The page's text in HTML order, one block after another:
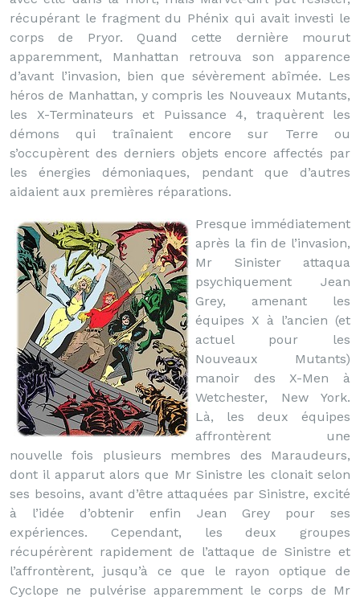
récupérant le fragment du Phénix qui avait investi le
corps de Pryor. Quand cette dernière mourut
apparemment, Manhattan retrouva son apparence
d’avant l’invasion, bien que sévèrement abîmée. Les
héros de Manhattan, y compris les Nouveaux Mutants,
les X-Terminateurs et Puissance 4, traquèrent les
démons qui traînaient encore sur Terre ou
s’occupèrent des derniers objets encore affectés par
les énergies démoniaques, pendant que d’autres
aidaient aux premières réparations.
Presque immédiatement
après la fin de l’invasion,
Mr Sinister attaqua
psychiquement Jean
Grey, amenant les
équipes X à l’ancien (et
actuel pour les
Nouveaux Mutants)
manoir des X-Men à
Wetchester, New York.
Là, les deux équipes
affrontèrent une
nouvelle fois plusieurs membres des Maraudeurs,
dont il apparut alors que Mr Sinistre les clonait selon
ses besoins, avant d’être attaquées par Sinistre, excité
à l’idée d’obtenir enfin Jean Grey pour ses
expériences. Cependant, les deux groupes
récupérèrent rapidement de l’attaque de Sinistre et
l’affrontèrent, jusqu’à ce que le rayon optique de
Cyclope ne pulvérise apparemment le corps de Mr